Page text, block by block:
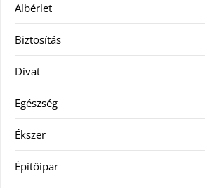
Albérlet
Biztosítás
Divat
Egészség
Ékszer
Építőipar